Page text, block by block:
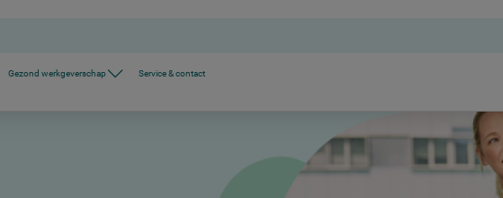
Gezond werkgeverschap Service & contact